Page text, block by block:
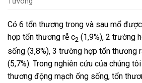
Có 6 tổn thương trong và sau mổ
hợp tổn thương rễ c2 (1,9%), 2 trường
sống (3,8%), 3 trường hợp tổn thương
(5,7%). Trong nghiên cứu của chúng
thương động mạch ống sống, tổn